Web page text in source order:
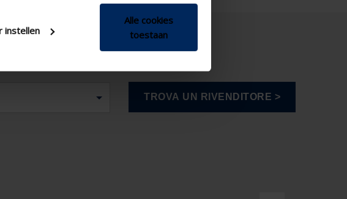
instellen
Alle cookies
toestaan